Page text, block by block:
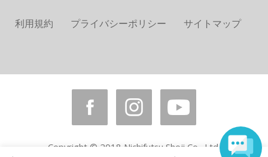
利用規約 プライバシーポリシー サイトマップ
Copyright © 2018 Nichifutsu Shoji Co., Ltd.